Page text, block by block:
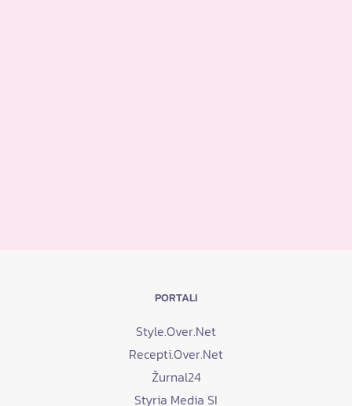
PORTALI
Style.Over.Net
Recepti.Over.Net
Žurnal24
Styria Media SI